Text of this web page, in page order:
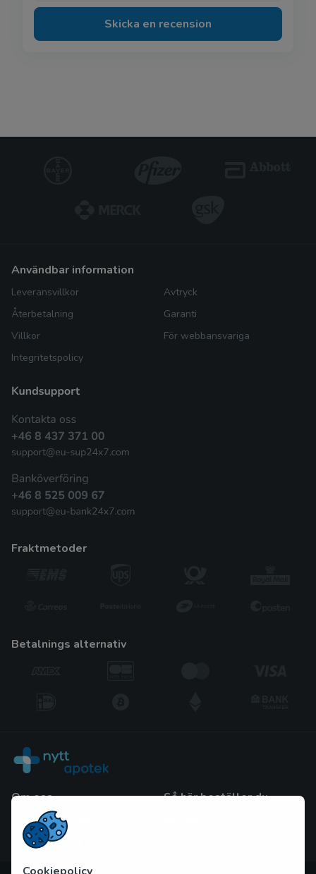
Skicka en recension
användbar information
Leveransvillkor
Återbetalning
Villkor
Integritetspolicy
Avtryck
Garanti
För webbansvariga
fraktmetoder
betalnings alternativ
Om oss
Frågor och Svar
Kontakta oss
Så här beställer du